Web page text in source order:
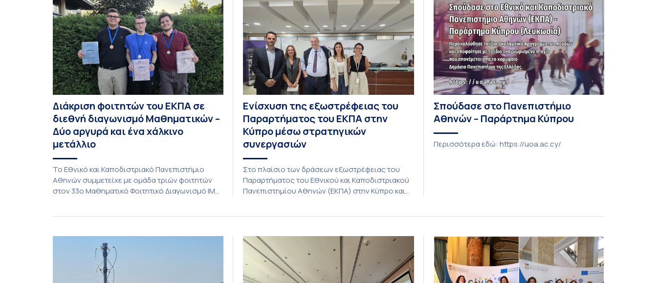
Διάκριση φοιτητών του ΕΚΠΑ σε
διεθνή διαγωνισμό Μαθηματικών –
Δύο αργυρά και ένα χάλκινο
μετάλλιο
To Εθνικό και Καποδιστριακό Πανεπιστήμιο
Αθηνών συμμετείχε με ομάδα τριών φοιτητών
στον 33ο Μαθηματικό Φοιτητικό Διαγωνισμό IMC
αυτόν συμμετείχαν 447 φοιτητές
εκπροσωπώντας 135 πανεπιστήμια από 46
χώρες. Από την Ελλάδα, συμμετείχαν επίσης το
Εθνικό Μετσόβιο Πολυτεχνείο, το Αριστοτέλειο
Πανεπιστήμιο […]
Ενίσχυση της εξωστρέφειας του
Παραρτήματος του ΕΚΠΑ στην
Κύπρο μέσω στρατηγικών
συνεργασιών
Στο πλαίσιο των δράσεων εξωστρέφειας του
Παραρτήματος του Εθνικού και Καποδιστριακού
Πανεπιστημίου Αθηνών (ΕΚΠΑ) στην Κύπρο και
Διοίκησης Επιχειρήσεων και Οργανισμών τον
Σεπτέμβριο του 2026, ο Κοσμήτορας της Σχολής
Οικονομικών και Πολιτικών Επιστημών,
Καθηγητής Νικόλαος Ηρειώτης, και ο Πρόεδρος
του Τμήματος […]
Σπούδασε στο Πανεπιστήμιο
Αθηνών – Παράρτημα Κύπρου
Περισσότερα εδώ: https://uoa.ac.cy/